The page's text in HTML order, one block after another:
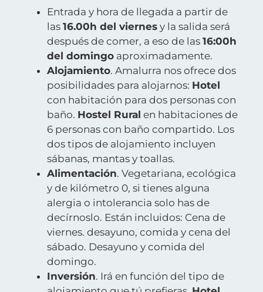
Entrada y hora de llegada a partir de
las 16.00h del viernes y la salida será
después de comer, a eso de las 16:00h
del domingo aproximadamente.
Alojamiento. Amalurra nos ofrece dos
posibilidades para alojarnos: Hotel
con habitación para dos personas con
baño. Hostel Rural en habitaciones de
6 personas con baño compartido. Los
dos tipos de alojamiento incluyen
sábanas, mantas y toallas.
Alimentación. Vegetariana, ecológica
y de kilómetro 0, si tienes alguna
alergia o intolerancia solo has de
decírnoslo. Están incluidos: Cena de
viernes. desayuno, comida y cena del
sábado. Desayuno y comida del
domingo.
Inversión. Irá en función del tipo de